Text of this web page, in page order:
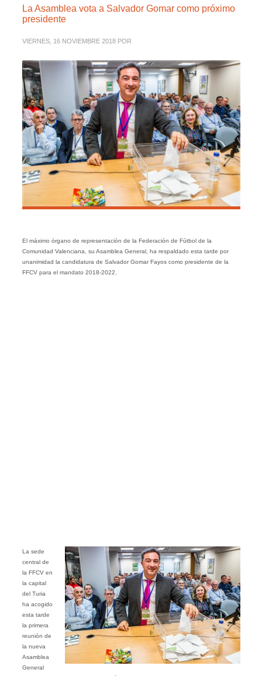
La Asamblea vota a Salvador Gomar como próximo
presidente
VIERNES, 16 NOVIEMBRE 2018 POR
El máximo órgano de representación de la Federación de Fútbol de la
Comunidad Valenciana, su Asamblea General, ha respaldado esta tarde por
unanimidad la candidatura de Salvador Gomar Fayos como presidente de la
FFCV para el mandato 2018-2022.
La sede
central de
la FFCV en
la capital
del Turia
ha acogido
esta tarde
la primera
reunión de
la nueva
Asamblea
General